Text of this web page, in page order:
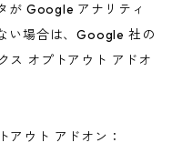
が Google アナリティ
い場合は、Google 社の
ス オプトアウト アドオ
ウト アドオン：